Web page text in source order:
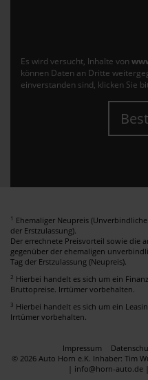
Es wird versucht, Inhalte von
können Daten an Dritte
einverstanden sind, klicken Sie
1 Ehemaliger Neupreis
der Erstzulassung).
Der errechnete Preisvorteil sowie die
gegenüber der ehemaligen
Tag der Erstzulassung (Neupreis).
2 Hierbei handelt es sich um ein
Bruttopreise. Irrtümer vorbehalten.
3 Hierbei handelt es sich um ein
Irrtümer vorbehalten.
Impressum
© 2026 Auto Horn e.K. Inhaber: Tim
| info@horn-auto.de |